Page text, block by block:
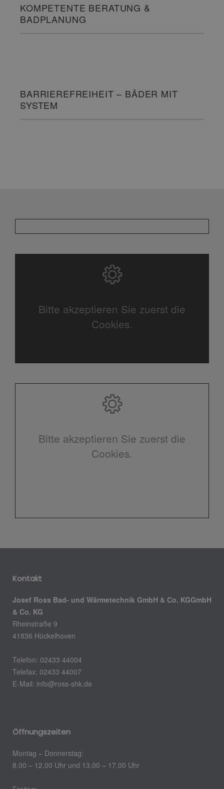
KOMPETENTE BERATUNG &
BADPLANUNG
BARRIEREFREIHEIT – BÄDER MIT
SYSTEM
Bitte akzeptieren Sie zuerst die
Cookies.
Bitte akzeptieren Sie zuerst die
Cookies.
Kontakt
Josef Ross Bad- und Wärmetechnik GmbH & Co. KGGmbH
& Co. KG
Rheinstraße 9
41836 Hückelhoven
Telefon: 02433 44004
Telefax: 02433 44007
E-Mail: info@ross-shk.de
Öffnungszeiten
Montag – Donnerstag:
8.00 – 12.00 Uhr und 13.00 – 17.00 Uhr